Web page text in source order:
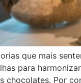
que mais
para
chocolates. Por